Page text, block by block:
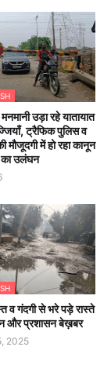
उड़ा रहे यातायात
ट्रैफिक पुलिस व
मौजूदगी में हो रहा कानून
का उलंघन
व गंदगी से भरे पड़े रास्ते
और प्रशासन बेख़बर
2025